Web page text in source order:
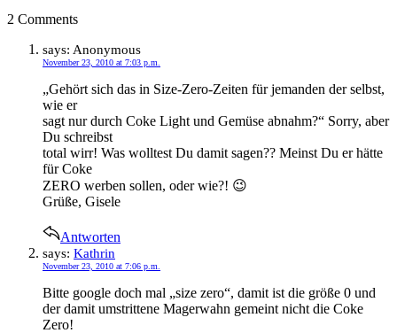
2 Comments
says: Anonymous
November 23, 2010 at 7:03 p.m.
„Gehört sich das in Size-Zero-Zeiten für jemanden der selbst,
wie er
sagt nur durch Coke Light und Gemüse abnahm?“ Sorry, aber
Du schreibst
total wirr! Was wolltest Du damit sagen?? Meinst Du er hätte
für Coke
ZERO werben sollen, oder wie?! 😉
Grüße, Gisele
Antworten
says: Kathrin
November 23, 2010 at 7:06 p.m.
Bitte google doch mal „size zero“, damit ist die größe 0 und
der damit umstrittene Magerwahn gemeint nicht die Coke
Zero!